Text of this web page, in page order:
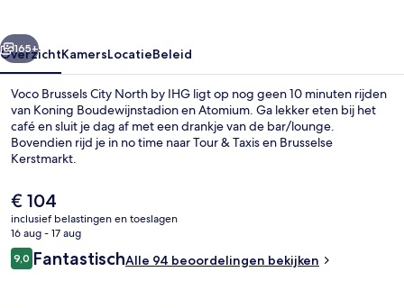
Volgende
165+
OverzichtKamersLocatieBeleid
Voco Brussels City North by IHG ligt op nog geen 10 minuten rijden
van Koning Boudewijnstadion en Atomium. Ga lekker eten bij het
café en sluit je dag af met een drankje van de bar/lounge.
Bovendien rijd je in no time naar Tour & Taxis en Brusselse
Kerstmarkt.
De
huidige
prijs
is
€ 104
€ 104
inclusief belastingen en toeslagen
16 aug - 17 aug
Beoordelingen
9,09,0 op 10 –
FantastischAlle 94 beoordelingen bekijken